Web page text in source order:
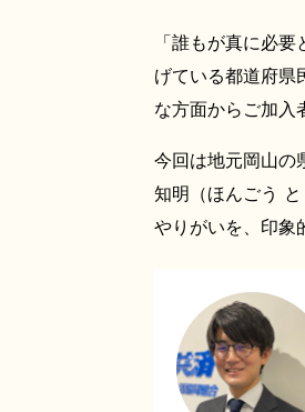
「誰もが真に必
げている都道府県
な方面からご加入
今回は地元岡山の
知明（ほんごう
やりがいを、印象